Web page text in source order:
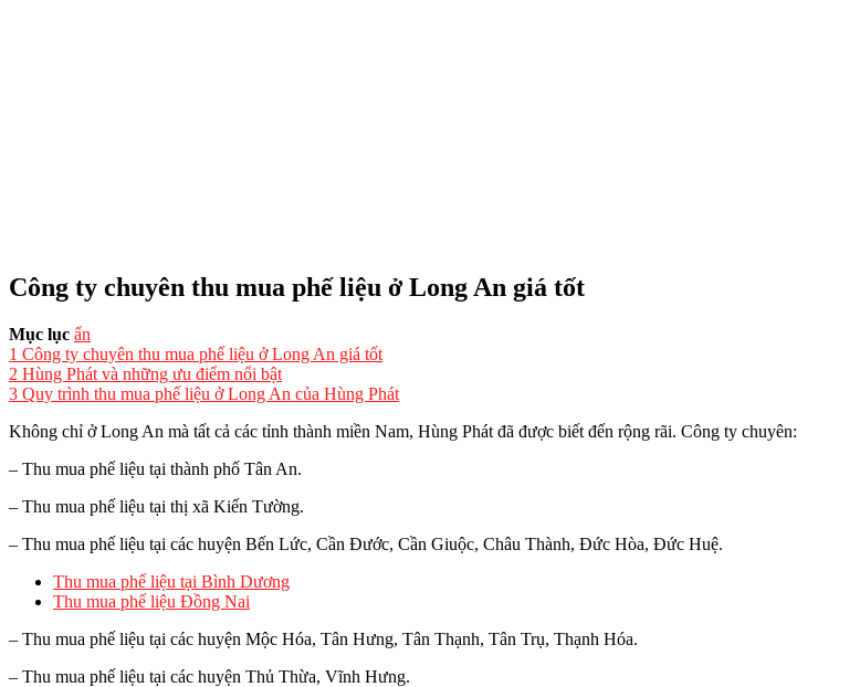
Công ty chuyên thu mua phế liệu ở Long An giá tốt
Mục lục ẩn
1 Công ty chuyên thu mua phế liệu ở Long An giá tốt
2 Hùng Phát và những ưu điểm nổi bật
3 Quy trình thu mua phế liệu ở Long An của Hùng Phát
Không chỉ ở Long An mà tất cả các tỉnh thành miền Nam, Hùng Phát đã được biết đến rộng rãi. Công ty chuyên:
– Thu mua phế liệu tại thành phố Tân An.
– Thu mua phế liệu tại thị xã Kiến Tường.
– Thu mua phế liệu tại các huyện Bến Lức, Cần Đước, Cần Giuộc, Châu Thành, Đức Hòa, Đức Huệ.
Thu mua phế liệu tại Bình Dương
Thu mua phế liệu Đồng Nai
– Thu mua phế liệu tại các huyện Mộc Hóa, Tân Hưng, Tân Thạnh, Tân Trụ, Thạnh Hóa.
– Thu mua phế liệu tại các huyện Thủ Thừa, Vĩnh Hưng.